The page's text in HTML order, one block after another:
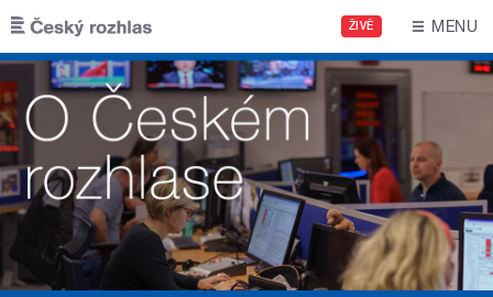
Přejít k hlavnímu obsahu
ŽIVĚ MENU